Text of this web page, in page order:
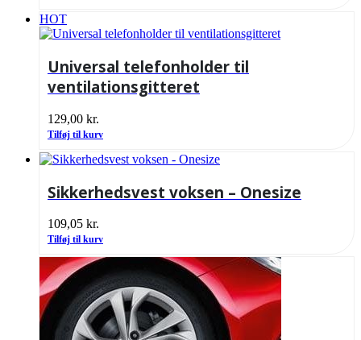
HOT
Universal telefonholder til
ventilationsgitteret
129,00 kr.
Tilføj til kurv
Sikkerhedsvest voksen – Onesize
109,05 kr.
Tilføj til kurv